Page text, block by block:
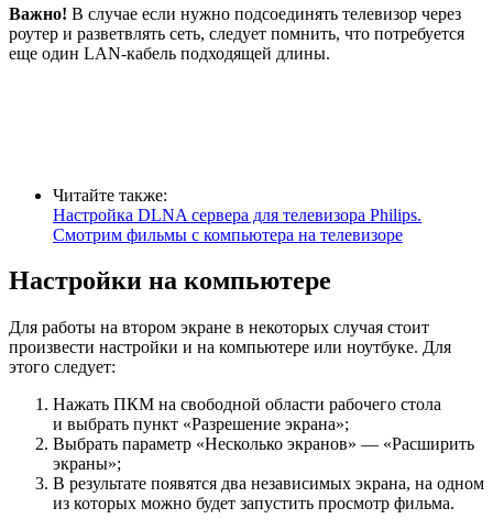
Важно! В случае если нужно подсоединять телевизор через
роутер и разветвлять сеть, следует помнить, что потребуется
еще один LAN-кабель подходящей длины.
Читайте также:
Настройка DLNA сервера для телевизора Philips.
Смотрим фильмы с компьютера на телевизоре
Настройки на компьютере
Для работы на втором экране в некоторых случая стоит
произвести настройки и на компьютере или ноутбуке. Для
этого следует:
Нажать ПКМ на свободной области рабочего стола
и выбрать пункт «Разрешение экрана»;
Выбрать параметр «Несколько экранов» — «Расширить
экраны»;
В результате появятся два независимых экрана, на одном
из которых можно будет запустить просмотр фильма.